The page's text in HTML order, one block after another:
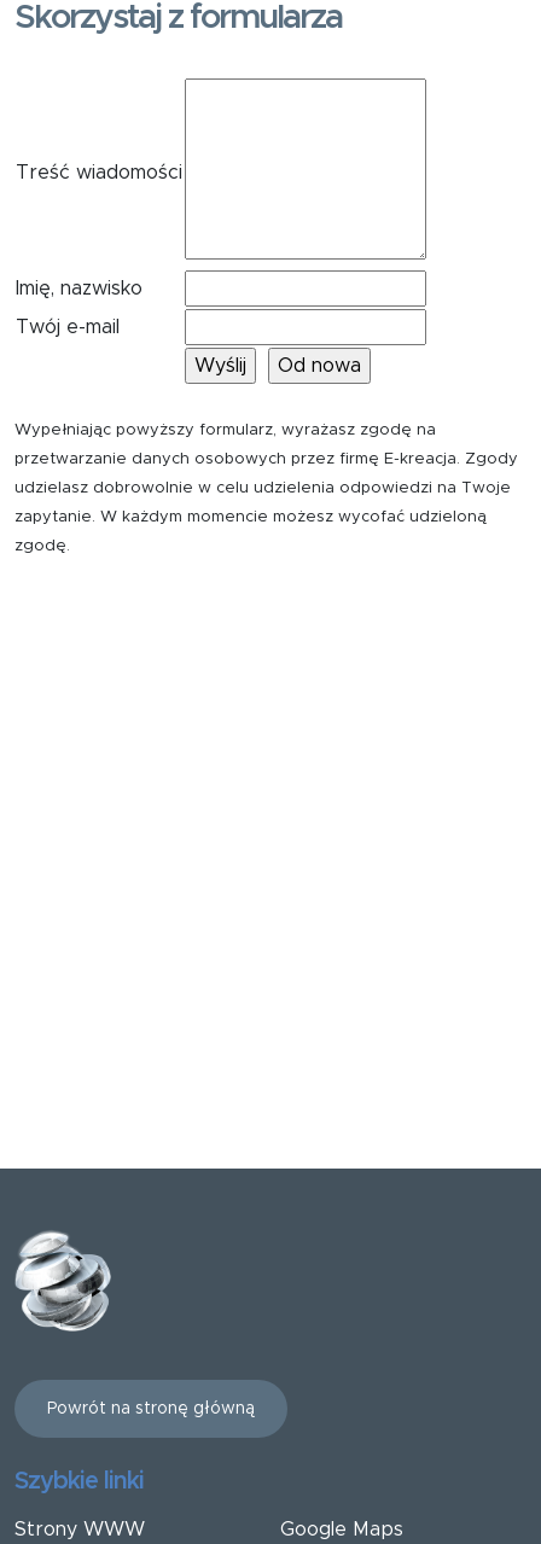
Skorzystaj z formularza
Treść wiadomości
Imię, nazwisko
Twój e-mail
Wypełniając powyższy formularz, wyrażasz zgodę na
przetwarzanie danych osobowych przez firmę E-kreacja. Zgody
udzielasz dobrowolnie w celu udzielenia odpowiedzi na Twoje
zapytanie. W każdym momencie możesz wycofać udzieloną
zgodę.
Powrót na stronę główną
Szybkie linki
Strony WWW Google Maps